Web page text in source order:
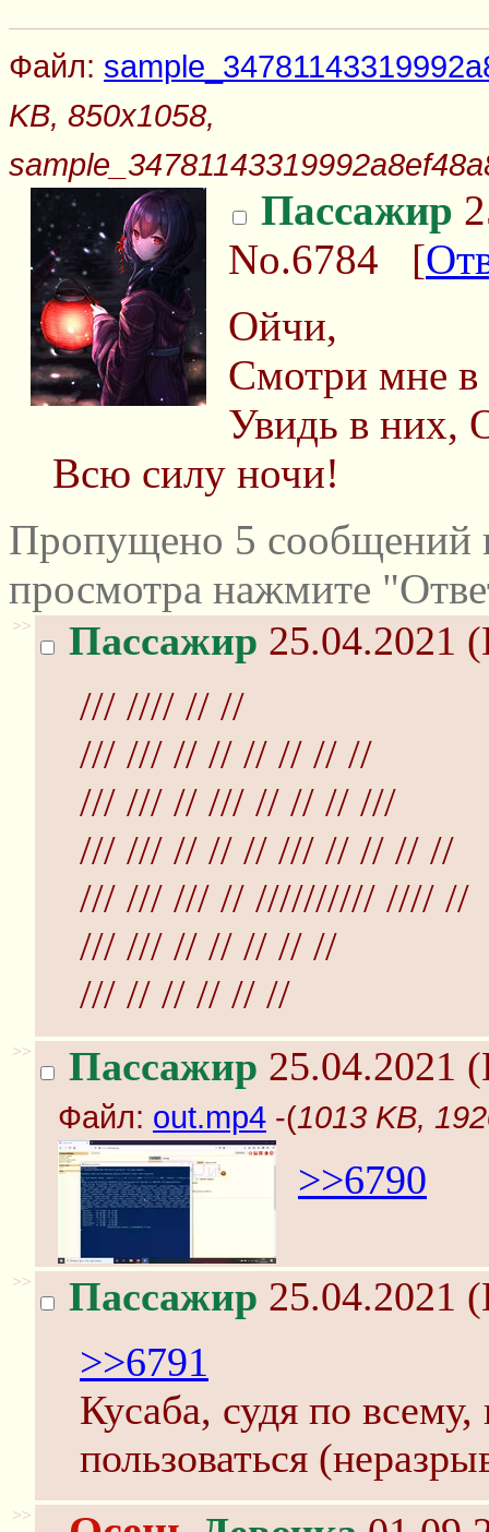
Файл:
KB, 850x1058,
Пассажир
No.6784 [
Ойчи,
Смотри мне в
Увидь в них,
Всю силу ночи!
Пропущено 5 сообщений
просмотра нажмите
>> Пассажир 25.04.2021
/// //// // //
/// /// // // // // // //
/// /// // /// // // // ///
/// /// // // // /// // // // //
/// /// /// // ////////// //// //
/// /// // // // // //
/// // // // // //
>> Пассажир 25.04.2021
Файл: out.mp4 -(1013 KB,
>>6790
>> Пассажир 25.04.2021
>>6791
Кусаба, судя по
пользоваться
>>